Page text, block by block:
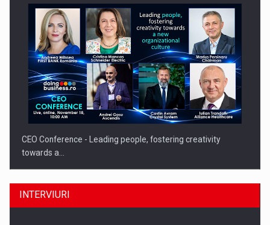
CEO Conference - Leading people, fostering creativity
towards a…
INTERVIURI